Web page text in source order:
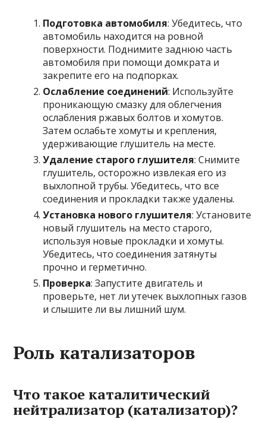
Подготовка автомобиля: Убедитесь, что
автомобиль находится на ровной
поверхности. Поднимите заднюю часть
автомобиля при помощи домкрата и
закрепите его на подпорках.
Ослабление соединений: Используйте
проникающую смазку для облегчения
ослабления ржавых болтов и хомутов.
Затем ослабьте хомуты и крепления,
удерживающие глушитель на месте.
Удаление старого глушителя: Снимите
глушитель, осторожно извлекая его из
выхлопной трубы. Убедитесь, что все
соединения и прокладки также удалены.
Установка нового глушителя: Установите
новый глушитель на место старого,
используя новые прокладки и хомуты.
Убедитесь, что соединения затянуты
прочно и герметично.
Проверка: Запустите двигатель и
проверьте, нет ли утечек выхлопных газов
и слышите ли вы лишний шум.
Роль катализаторов
Что такое каталитический
нейтрализатор (катализатор)?